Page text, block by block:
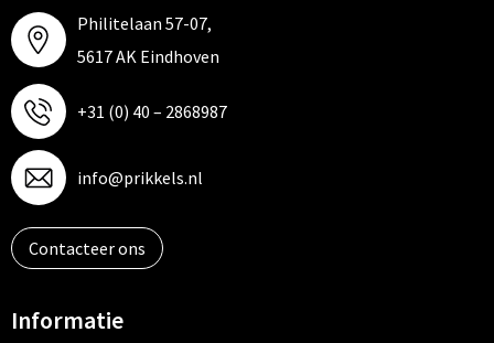
Philitelaan 57-07,
5617 AK Eindhoven
+31 (0) 40 – 2868987
info@prikkels.nl
Contacteer ons
Informatie